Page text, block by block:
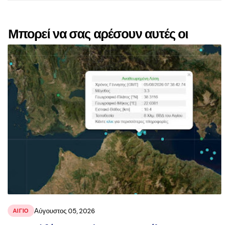
Μπορεί να σας αρέσουν αυτές οι
αναρτήσεις
ΑΙΓΙΟ Αύγουστος 05, 2026